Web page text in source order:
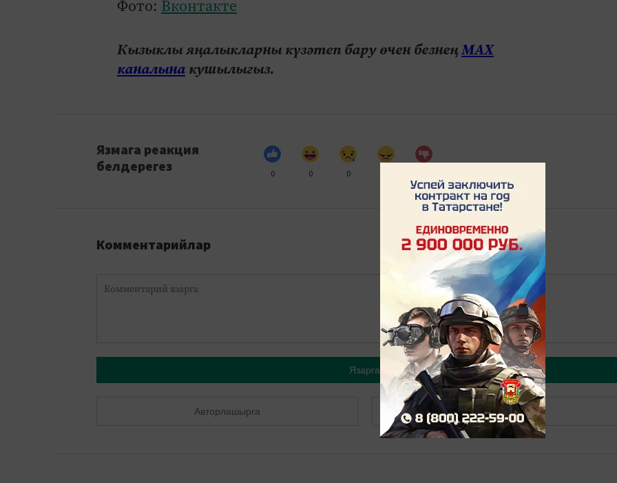
Фото: Вконтакте
Кызыклы яңалыкларны күзәтеп бару өчен безнеңМАХ
каналына кушылыгыз.
Язмага реакция
белдерегез
0 0 0
Комментарийлар
Язарга
Авторлашырга Теркәлергә